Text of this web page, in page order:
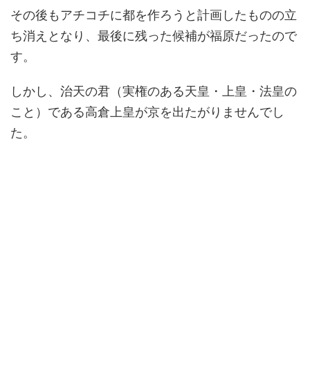
その後もアチコチに都を作ろうと計画したものの立
ち消えとなり、最後に残った候補が福原だったので
す。
しかし、治天の君（実権のある天皇・上皇・法皇の
こと）である高倉上皇が京を出たがりませんでし
た。